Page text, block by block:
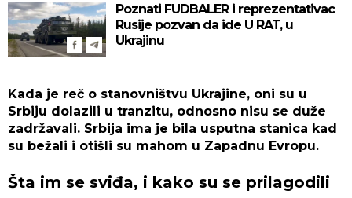
Poznati FUDBALER i reprezentativac
Rusije pozvan da ide U RAT, u
Ukrajinu
Kada je reč o stanovništvu Ukrajine, oni su u
Srbiju dolazili u tranzitu, odnosno nisu se duže
zadržavali. Srbija ima je bila usputna stanica kad
su bežali i otišli su mahom u Zapadnu Evropu.
Šta im se sviđa, i kako su se prilagodili